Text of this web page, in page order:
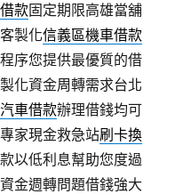
款固定期限高雄當舖
製化信義區機車借款
序您提供最優質的借
化資金周轉需求台北
車借款辦理借錢均可
家現金救急站刷卡換
以低利息幫助您度過
金週轉問題借錢強大